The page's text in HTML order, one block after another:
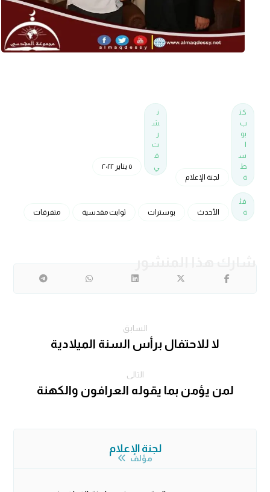
كت
ب
بو
س
ط
ة
لجنة الإعلام
ن
ش
ر
ت
ف
ي
٥ يناير ٢٠٢٢
فئ
ة
الأحدث بوسترات ثوابت مقدسية متفرقات
السابق
لا للاحتفال برأس السنة الميلادية
التالى
لمن يؤمن بما يقوله العرافون والكهنة
لجنة الإعلام
مؤلف